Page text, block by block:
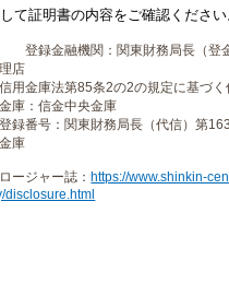
登録金融機関：関東財務局長（登
店
庫法第85条2の2の規定に基づく
：信金中央金庫
番号：関東財務局長（代信）第
庫
ージャー誌：https://www.shinkin-
disclosure.html